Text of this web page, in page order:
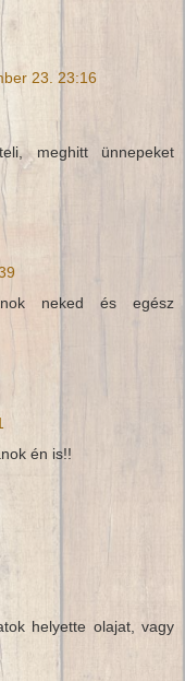
23. 23:16
meghitt ünnepeket
neked és egész
én is!!
helyette olajat, vagy